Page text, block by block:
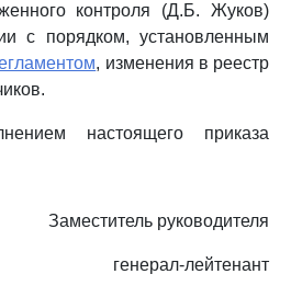
контроля (Д.Б. Жуков)
с порядком, установленным
, изменения в реестр
настоящего приказа
Заместитель руководителя
генерал-лейтенант